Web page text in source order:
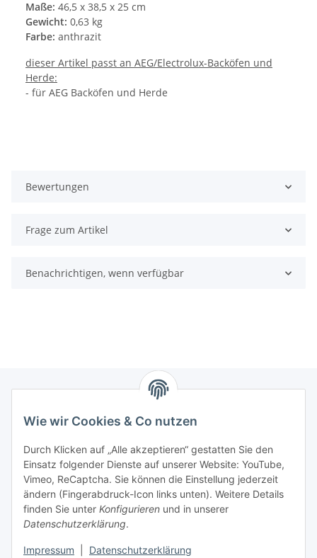
Wie wir Cookies & Co nutzen
Durch Klicken auf „Alle akzeptieren“ gestatten Sie den
Einsatz folgender Dienste auf unserer Website: YouTube,
Vimeo, ReCaptcha. Sie können die Einstellung jederzeit
ändern (Fingerabdruck-Icon links unten). Weitere Details
finden Sie unter Konfigurieren und in unserer
Datenschutzerklärung.
Impressum Datenschutzerklärung
Maße: 46,5 x 38,5 x 25 cm
Gewicht: 0,63 kg
Farbe: anthrazit
dieser Artikel passt an AEG/Electrolux-Backöfen und
Herde:
- für AEG Backöfen und Herde
Bewertungen
Frage zum Artikel
Benachrichtigen, wenn verfügbar
Zahlungsmöglichkeiten
Versandinformationen
Gesetzliche Informationen